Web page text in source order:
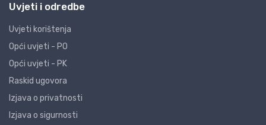
Uvjeti i odredbe
Uvjeti korištenja
Opći uvjeti - PO
Opći uvjeti - PK
Raskid ugovora
Izjava o privatnosti
Izjava o sigurnosti